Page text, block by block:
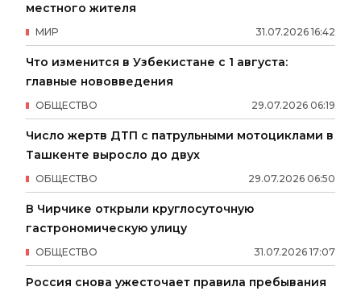
местного жителя
31.07.2026 16:42
МИР
Что изменится в Узбекистане с 1 августа:
главные нововведения
29.07.2026 06:19
ОБЩЕСТВО
Число жертв ДТП с патрульными мотоциклами в
Ташкенте выросло до двух
29.07.2026 06:50
ОБЩЕСТВО
В Чирчике открыли круглосуточную
гастрономическую улицу
31.07.2026 17:07
ОБЩЕСТВО
Россия снова ужесточает правила пребывания